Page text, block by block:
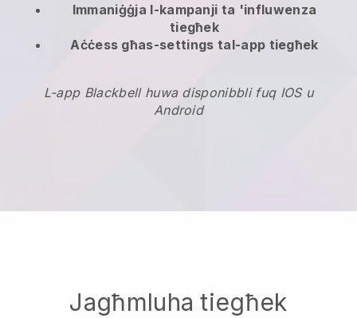
Immaniġġja l-kampanji ta 'influwenza
tiegħek
Aċċess għas-settings tal-app tiegħek
L-app Blackbell huwa disponibbli fuq IOS u
Android
Jagħmluha tiegħek